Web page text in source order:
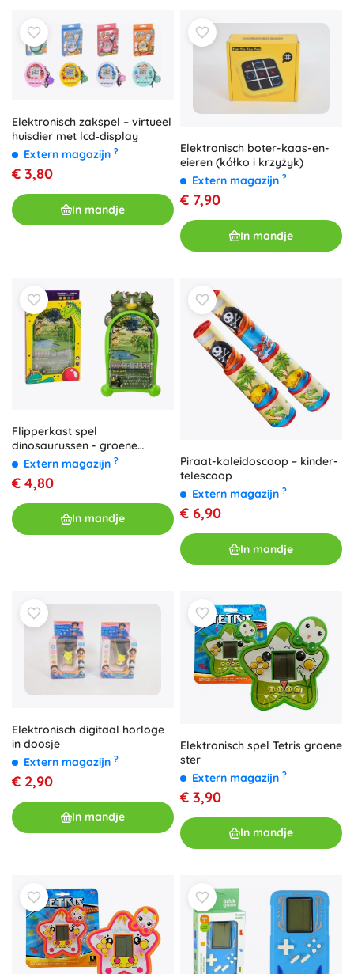
Elektronisch zakspel – virtueel
huisdier met lcd‑display
Extern magazijn ?
€ 3,80
In mandje
Elektronisch boter-kaas-en-
eieren (kółko i krzyżyk)
Extern magazijn ?
€ 7,90
In mandje
Flipperkast spel
dinosaurussen - groene
standaard
Extern magazijn ?
€ 4,80
In mandje
Piraat-kaleidoscoop – kinder-
telescoop
Extern magazijn ?
€ 6,90
In mandje
Elektronisch digitaal horloge
in doosje
Extern magazijn ?
€ 2,90
In mandje
Elektronisch spel Tetris groene
ster
Extern magazijn ?
€ 3,90
In mandje